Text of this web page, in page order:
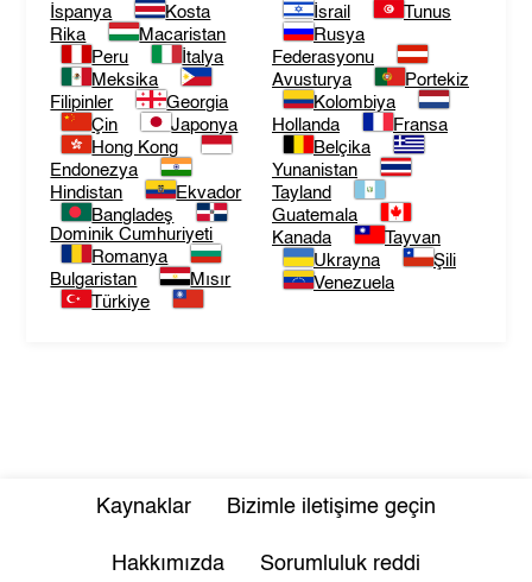
İspanya
Kosta
Rika
Macaristan
Peru
İtalya
Meksika
Filipinler
Georgia
Çin
Japonya
Hong Kong
Endonezya
Hindistan
Ekvador
Bangladeş
Dominik Cumhuriyeti
Romanya
Bulgaristan
Mısır
Türkiye
İsrail
Tunus
Rusya
Federasyonu
Avusturya
Portekiz
Kolombiya
Hollanda
Fransa
Belçika
Yunanistan
Tayland
Guatemala
Kanada
Tayvan
Ukrayna
Şili
Venezuela
Kaynaklar Bizimle iletişime geçin
Hakkımızda Sorumluluk reddi